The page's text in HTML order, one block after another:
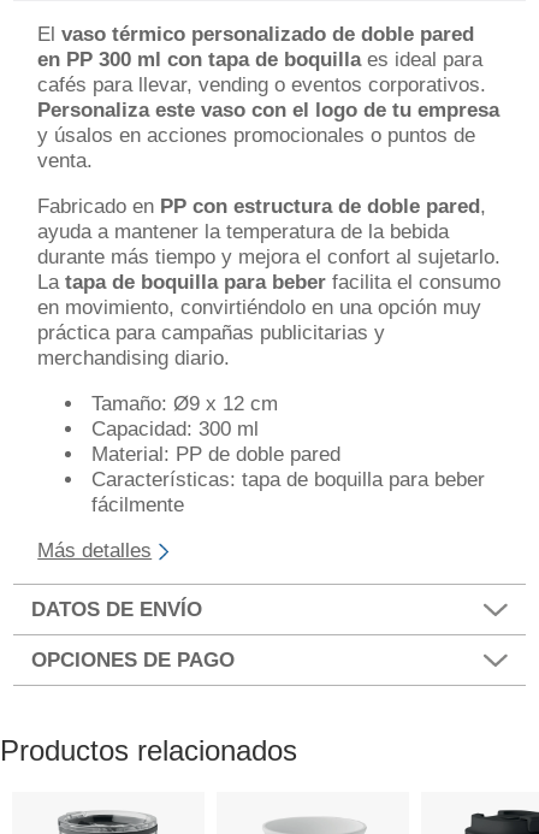
Elvaso térmico personalizado de doble pared
en PP 300 ml con tapa de boquillaes ideal para
cafés para llevar, vending o eventos corporativos.
Personaliza este vaso con el logo de tu empresa
y úsalos en acciones promocionales o puntos de
venta.
Fabricado en PP con estructura de doble pared,
ayuda a mantener la temperatura de la bebida
durante más tiempo y mejora el confort al sujetarlo.
Latapa de boquilla para beber facilita el consumo
en movimiento, convirtiéndolo en una opción muy
práctica para campañas publicitarias y
merchandising diario.
Tamaño: Ø9 x 12 cm
Capacidad: 300 ml
Material: PP de doble pared
Características: tapa de boquilla para beber
fácilmente
Más detalles
DATOS DE ENVÍO
OPCIONES DE PAGO
Productos relacionados